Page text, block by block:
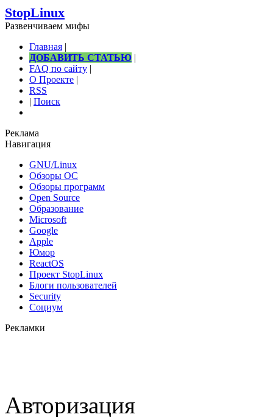
StopLinux
Развенчиваем мифы
Главная |
ДОБАВИТЬ СТАТЬЮ |
FAQ по сайту |
О Проекте |
RSS
| Поиск
Реклама
Навигация
GNU/Linux
Обзоры ОС
Обзоры программ
Open Source
Образование
Microsoft
Google
Apple
Юмор
ReactOS
Проект StopLinux
Блоги пользователей
Security
Социум
Рекламки
Авторизация